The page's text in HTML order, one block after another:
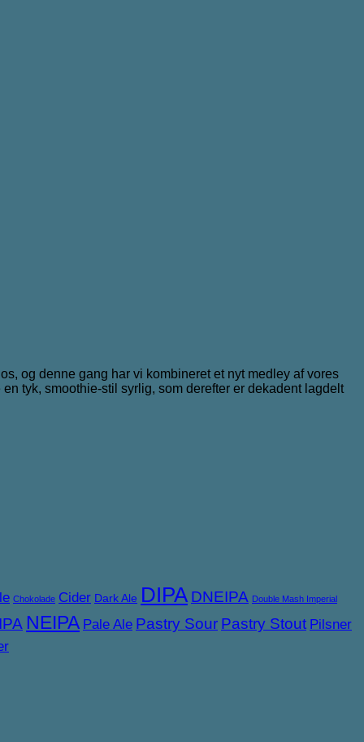
og denne gang har vi kombineret et nyt medley af vores
tyk, smoothie-stil syrlig, som derefter er dekadent lagdelt
Chokolade Cider Dark Ale DIPA DNEIPA Double Mash Imperial
NEIPA Pale Ale Pastry Sour Pastry Stout Pilsner